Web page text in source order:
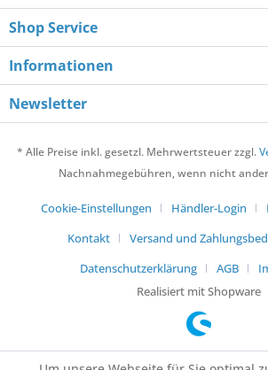
Shop Service
Informationen
Newsletter
* Alle Preise inkl. gesetzl. Mehrwertsteuer zzgl.
Nachnahmegebühren, wenn nicht
Cookie-Einstellungen Händler-Login
Kontakt
Versand und
Datenschutzerklärung
AGB
Realisiert mit Shopware